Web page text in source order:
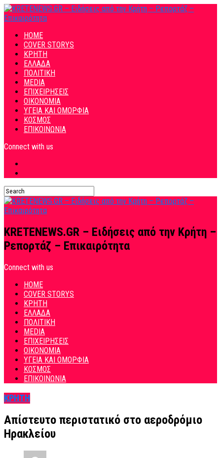
HOME
COVER STORYS
ΚΡΗΤΗ
ΕΛΛΑΔΑ
ΠΟΛΙΤΙΚΗ
MEDIA
ΕΠΙΧΕΙΡΗΣΕΙΣ
ΟΙΚΟΝΟΜΙΑ
ΥΓΕΙΑ ΚΑΙ ΟΜΟΡΦΙΑ
ΚΟΣΜΟΣ
ΕΠΙΚΟΙΝΩΝΙΑ
Connect with us
KRETENEWS.GR – Ειδήσεις από την Κρήτη –
Ρεπορτάζ – Επικαιρότητα
Connect with us
HOME
COVER STORYS
ΚΡΗΤΗ
ΕΛΛΑΔΑ
ΠΟΛΙΤΙΚΗ
MEDIA
ΕΠΙΧΕΙΡΗΣΕΙΣ
ΟΙΚΟΝΟΜΙΑ
ΥΓΕΙΑ ΚΑΙ ΟΜΟΡΦΙΑ
ΚΟΣΜΟΣ
ΕΠΙΚΟΙΝΩΝΙΑ
ΚΡΗΤΗ
Απίστευτο περιστατικό στο αεροδρόμιο
Ηρακλείου